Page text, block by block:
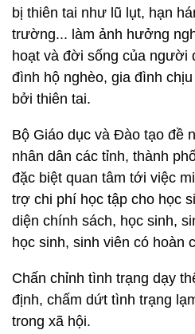
bị thiên tai như lũ lụt, hạn
trường... làm ảnh hưởng
hoạt và đời sống của người
đình hộ nghèo, gia đình
bởi thiên tai.
Bộ Giáo dục và Đào tạo đề
nhân dân các tỉnh, thành
đặc biệt quan tâm tới việc
trợ chi phí học tập cho học
diện chính sách, học sinh,
học sinh, sinh viên có hoàn
Chấn chỉnh tình trạng dạy
định, chấm dứt tình trạng
trong xã hội.